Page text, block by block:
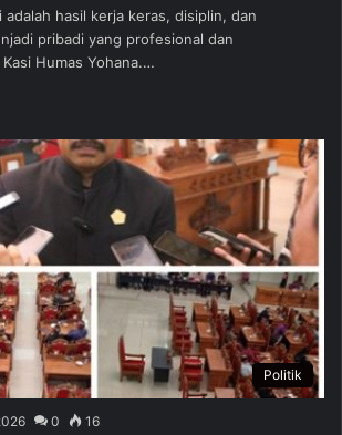
adalah hasil kerja keras, disiplin, dan
pribadi yang profesional dan
Humas Yohana.…
Politik
0 16